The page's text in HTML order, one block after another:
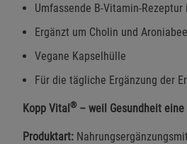
Umfassende B-Vitamin-
Ergänzt um Cholin und
Vegane Kapselhülle
Für die tägliche Ergänzung der
Kopp Vital®– weil Gesundheit eine
Produktart: